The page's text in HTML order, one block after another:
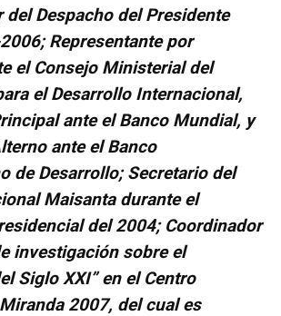
del Despacho del Presidente
Representante por
el Consejo Ministerial del
el Desarrollo Internacional,
ante el Banco Mundial, y
ante el Banco
de Desarrollo; Secretario del
Maisanta durante el
del 2004; Coordinador
investigación sobre el
Siglo XXI” en el Centro
2007, del cual es